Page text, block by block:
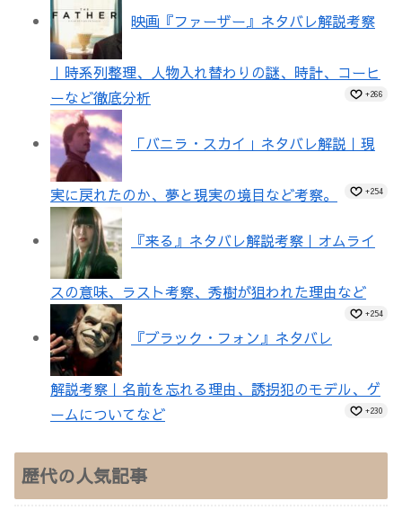
映画『ファーザー』ネタバレ解説考察
｜時系列整理、人物入れ替わりの謎、時計、コーヒ
ーなど徹底分析
+266
「バニラ・スカイ」ネタバレ解説｜現
実に戻れたのか、夢と現実の境目など考察。 +254
『来る』ネタバレ解説考察｜オムライ
スの意味、ラスト考察、秀樹が狙われた理由など
+254
『ブラック・フォン』ネタバレ
解説考察｜名前を忘れる理由、誘拐犯のモデル、ゲ
ームについてなど
+230
歴代の人気記事